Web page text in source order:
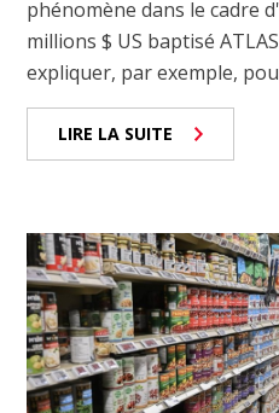
phénomène dans le cadre
millions $ US baptisé
expliquer, par exemple,
LIRE LA SUITE